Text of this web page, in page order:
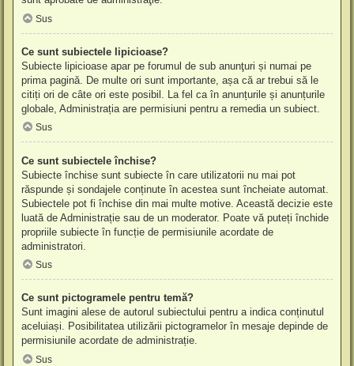
Sus
Ce sunt subiectele lipicioase?
Subiecte lipicioase apar pe forumul de sub anunţuri și numai pe
prima pagină. De multe ori sunt importante, așa că ar trebui să le
citiți ori de câte ori este posibil. La fel ca în anunțurile și anunțurile
globale, Administrația are permisiuni pentru a remedia un subiect.
Sus
Ce sunt subiectele închise?
Subiecte închise sunt subiecte în care utilizatorii nu mai pot
răspunde și sondajele conținute în acestea sunt încheiate automat.
Subiectele pot fi închise din mai multe motive. Această decizie este
luată de Administrație sau de un moderator. Poate vă puteți închide
propriile subiecte în funcție de permisiunile acordate de
administratori.
Sus
Ce sunt pictogramele pentru temă?
Sunt imagini alese de autorul subiectului pentru a indica conținutul
aceluiași. Posibilitatea utilizării pictogramelor în mesaje depinde de
permisiunile acordate de administrație.
Sus